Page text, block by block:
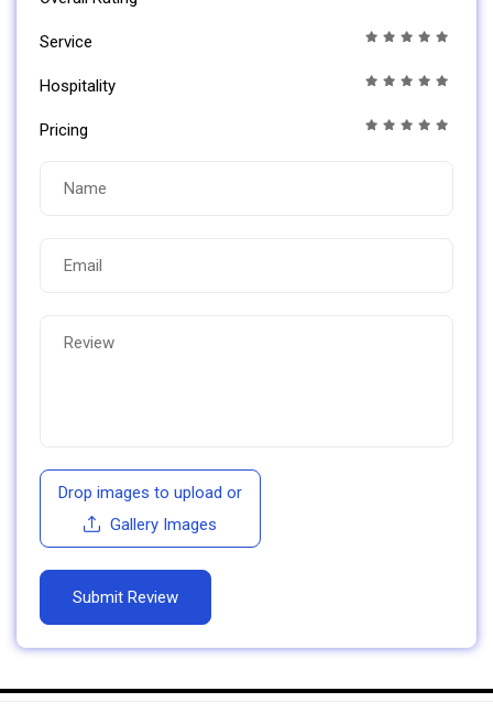
Service
Hospitality
Pricing
Drop images to upload or
Gallery Images